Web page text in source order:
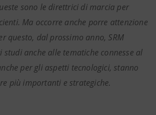
sono le direttrici di marcia per
Ma occorre anche porre attenzione
questo, dal prossimo anno, SRM
studi anche alle tematiche connesse al
per gli aspetti tecnologici, stanno
più importanti e strategiche.